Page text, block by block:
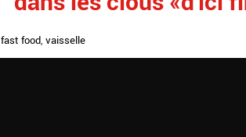
fast food, vaisselle